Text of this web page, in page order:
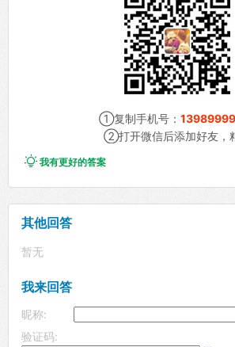
①复制手机号：
②打开微信后添加好友，
我有更好的答案
其他回答
暂无
我来回答
昵称:
验证码: